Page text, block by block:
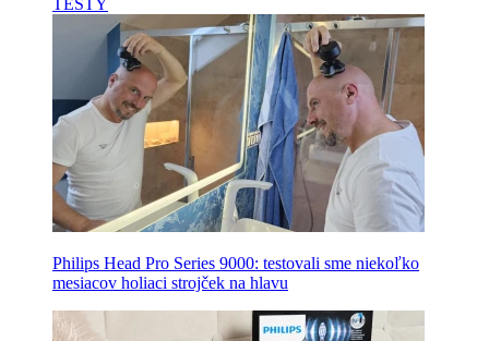
TESTY
Philips Head Pro Series 9000: testovali sme niekoľko
mesiacov holiaci strojček na hlavu